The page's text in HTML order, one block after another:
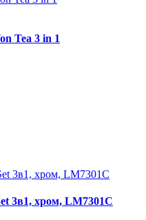
Tea 3 in 1
3в1, хром, LM7301C